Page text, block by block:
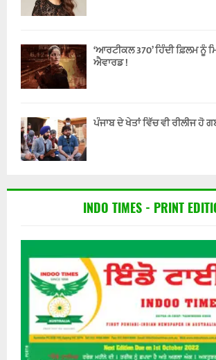
‘ਆਰਟੀਕਲ 370’ ਹਿੰਦੀ ਫ਼ਿਲਮ ਨੂੰ
ਐਵਾਰਡ !
ਪੰਜਾਬ ਦੇ ਖੇਤਾਂ ਵਿੱਚ ਵੀ ਰੀਲੀਜ ਹੋ
INDO TIMES - PRINT